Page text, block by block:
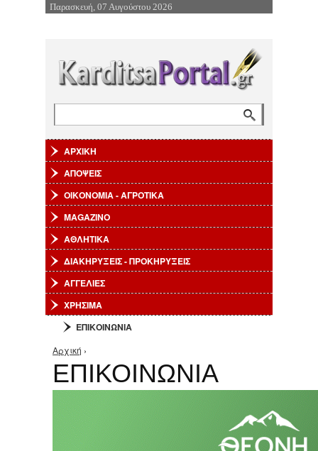
Επιστροφή στην Πλοήγηση
Παρασκευή, 07 Αυγούστου 2026
ΑΡΧΙΚΗ
ΑΠΟΨΕΙΣ
ΟΙΚΟΝΟΜΙΑ - ΑΓΡΟΤΙΚΑ
MAGAZINO
ΑΘΛΗΤΙΚΑ
ΔΙΑΚΗΡΥΞΕΙΣ - ΠΡΟΚΗΡΥΞΕΙΣ
ΑΓΓΕΛΙΕΣ
ΧΡΗΣΙΜΑ
ΕΠΙΚΟΙΝΩΝΙΑ
Είστε εδώ
Αρχική ›
ΕΠΙΚΟΙΝΩΝΙΑ